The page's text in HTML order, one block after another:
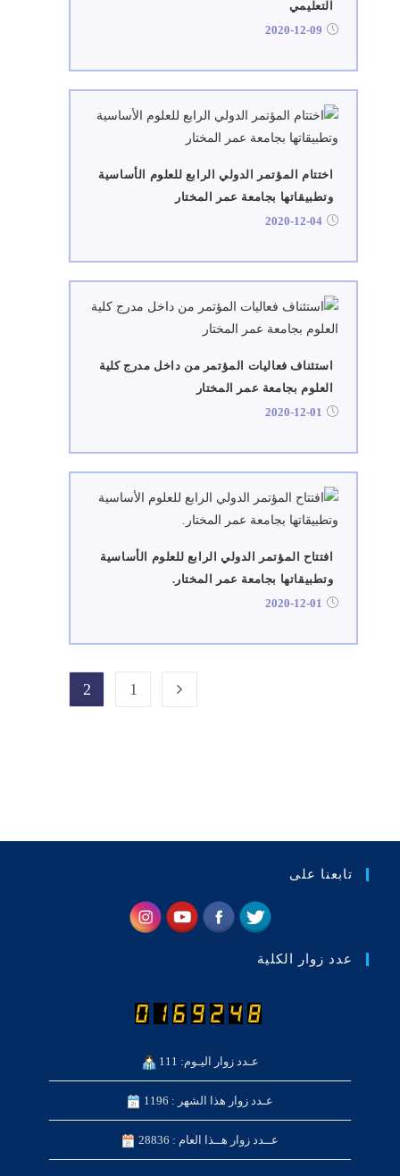
التعليمي
2020-12-09
اختتام المؤتمر الدولي الرابع للعلوم الأساسية
وتطبيقاتها بجامعة عمر المختار
2020-12-04
استئناف فعاليات المؤتمر من داخل مدرج كلية
العلوم بجامعة عمر المختار
2020-12-01
افتتاح المؤتمر الدولي الرابع للعلوم الأساسية
وتطبيقاتها بجامعة عمر المختار.
2020-12-01
1
2
تابعنا على
عدد زوار الكلية
عـدد زوار اليـوم: 111
عـدد زوار هذا الشهر : 1196
عــدد زوار هــذا العام : 28836